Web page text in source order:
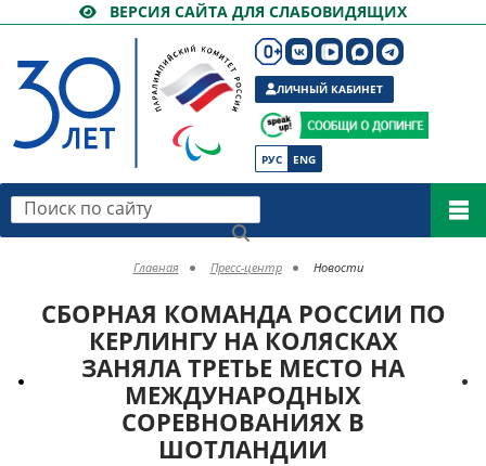
ВЕРСИЯ САЙТА ДЛЯ СЛАБОВИДЯЩИХ
РУС ENG
ЛИЧНЫЙ КАБИНЕТ
Поиск по сайту
Главная Пресс-центр Новости
СБОРНАЯ КОМАНДА РОССИИ ПО
КЕРЛИНГУ НА КОЛЯСКАХ
ЗАНЯЛА ТРЕТЬЕ МЕСТО НА
МЕЖДУНАРОДНЫХ
СОРЕВНОВАНИЯХ В
ШОТЛАНДИИ